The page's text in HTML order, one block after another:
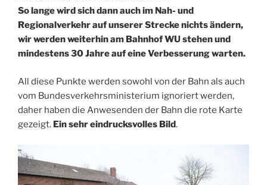
So lange wird sich dann auch im Nah- und
Regionalverkehr auf unserer Strecke nichts ändern,
wir werden weiterhin am Bahnhof WU stehen und
mindestens 30 Jahre auf eine Verbesserung warten.
All diese Punkte werden sowohl von der Bahn als auch
vom Bundesverkehrsministerium ignoriert werden,
daher haben die Anwesenden der Bahn die rote Karte
gezeigt. Ein sehr eindrucksvolles Bild.